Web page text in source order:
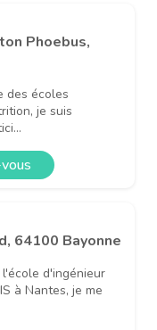
Phoebus,
des écoles
je suis
64100 Bayonne
d'ingénieur
à Nantes, je me